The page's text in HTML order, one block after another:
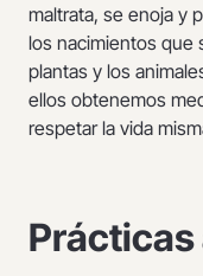
maltrata, se enoja y
los nacimientos que
plantas y los
ellos obtenemos
respetar la vida